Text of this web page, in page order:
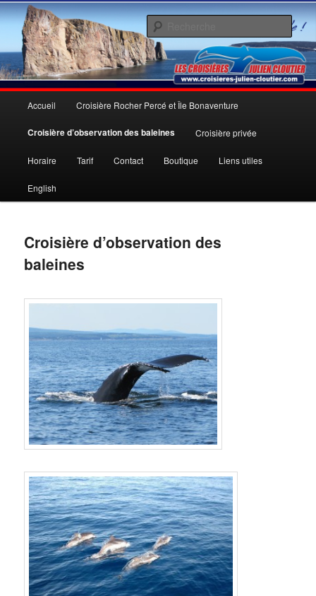
Aller
au
contenu
principalLes Croisières Julien Cloutier inc.
Une expérience inoubliable
principal
Accueil Croisière Rocher Percé et Île Bonaventure
Croisière d’observation des baleines Croisière privée
Horaire Tarif Contact Boutique Liens utiles
English
Croisière d’observation des
baleines